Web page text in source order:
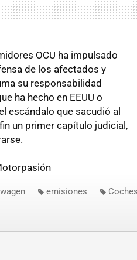
OCU ha impulsado
de los afectados y
su responsabilidad
ha hecho en EEUU o
escándalo que sacudió al
un primer capítulo judicial,
emisiones